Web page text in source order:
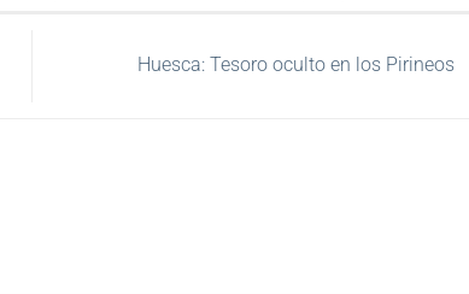
Huesca: Tesoro oculto en los Pirineos